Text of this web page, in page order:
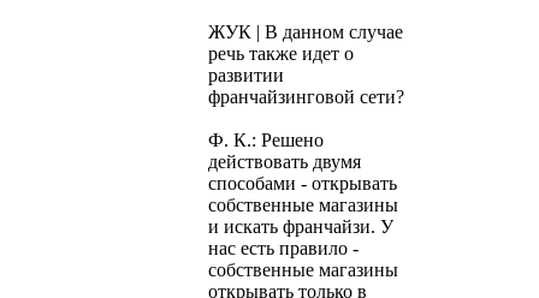
ЖУК | В данном случае
речь также идет о
развитии
франчайзинговой сети?
Ф. К.: Решено
действовать двумя
способами - открывать
собственные магазины
и искать франчайзи. У
нас есть правило -
собственные магазины
открывать только в